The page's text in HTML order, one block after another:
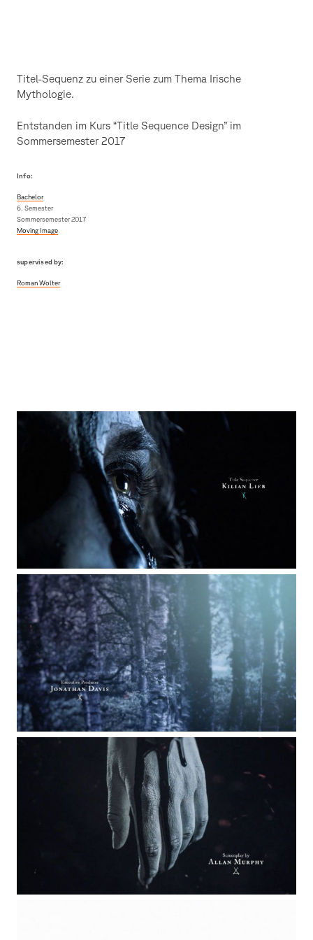
Titel-Sequenz zu einer Serie zum Thema Irische
Mythologie.
Entstanden im Kurs “Title Sequence Design” im
Sommersemester 2017
Info:
Bachelor
6. Semester
Sommersemester 2017
Moving Image
supervised by:
Roman Wolter